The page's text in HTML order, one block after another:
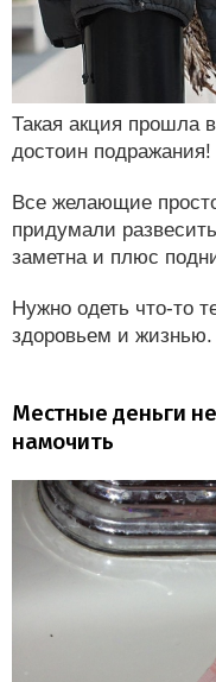
Такая акция прошла
достоин подражания!
Все желающие
придумали
заметна и плюс
Нужно одеть что-то
здоровьем и жизнью.
Местные деньги
намочить